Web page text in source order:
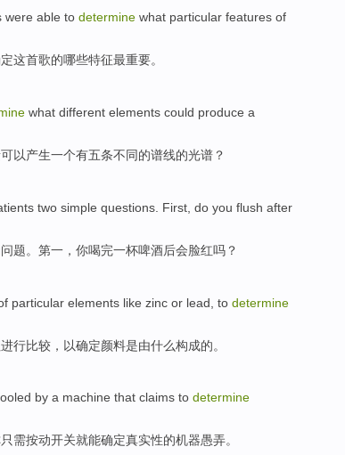
were able to determine what particular features of
这首歌的哪些特征最重要。
what different elements could produce a
可以产生一个有五条不同的谱线的光谱？
two simple questions First , do you flush after
问题。 第一 ， 你喝完一杯啤酒后会脸红吗？
particular elements like zinc or lead to determine
行比较 ， 以确定颜料是由什么构成的。
by a machine that claims to determine
只需按动开关就能确定真实性的机器愚弄。